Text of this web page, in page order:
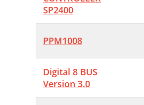
SP2400
PPM1008
Digital 8 BUS
Version 3.0